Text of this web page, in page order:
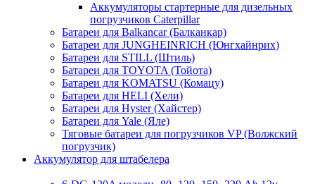
Аккумуляторы стартерные для дизельных
погрузчиков Caterpillar
Батареи для Balkancar (Балканкар)
Батареи для JUNGHEINRICH (Юнгхайнрих)
Батареи для STILL (Штиль)
Батареи для TOYOTA (Тойота)
Батареи для KOMATSU (Комацу)
Батареи для HELI (Хели)
Батареи для Hyster (Хайстер)
Батареи для Yale (Яле)
Тяговые батареи для погрузчиков VP (Волжский
погрузчик)
Аккумулятор для штабелера